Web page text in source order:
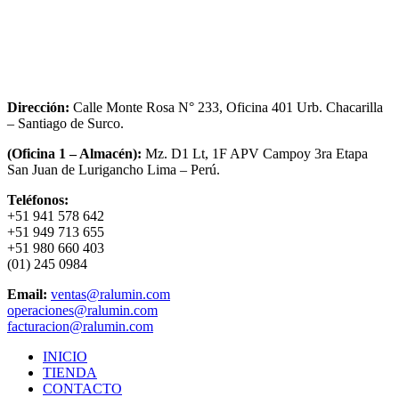
Dirección: Calle Monte Rosa N° 233, Oficina 401 Urb. Chacarilla
– Santiago de Surco.
(Oficina 1 – Almacén): Mz. D1 Lt, 1F APV Campoy 3ra Etapa
San Juan de Lurigancho Lima – Perú.
Teléfonos:
+51 941 578 642
+51 949 713 655
+51 980 660 403
(01) 245 0984
Email: ventas@ralumin.com
operaciones@ralumin.com
facturacion@ralumin.com
INICIO
TIENDA
CONTACTO